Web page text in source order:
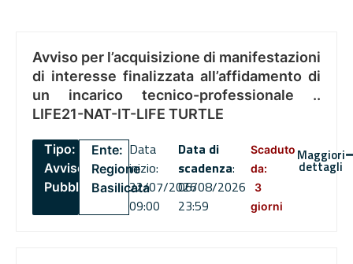
Avviso per l’acquisizione di manifestazioni
di interesse finalizzata all’affidamento di
un incarico tecnico-professionale ..
LIFE21-NAT-IT-LIFE TURTLE
Tipo:
Avviso
Pubblico
Ente:
Regione
Basilicata
Data
inizio:
22/07/2026
09:00
Data di
scadenza:
06/08/2026
23:59
Scaduto
da:
3
giorni
Maggiori
dettagli